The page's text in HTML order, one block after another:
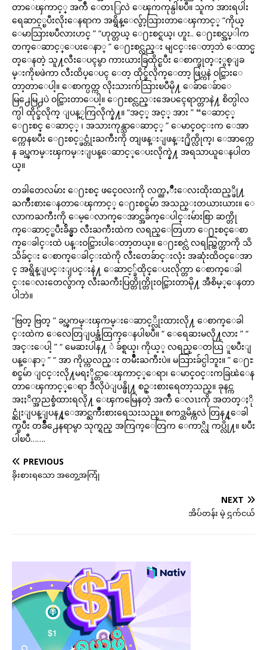
တာေၾကာင့္ အက်ီ ေတၤြလဲ ေၾကကုန္ပါၿပီ။ သူက အားရပါး
ရေဆာင့္ၿပီးလိုးေနရာက အရွိန္ေလွ်ာ့သြားတာေၾကာင့္ “ကိုယ္
ေမာသြားၿပီလားဟင္ ” “ဟုတ္တယ္ ေ႐ႊစင္ရယ္၊ ဟူး.. ေ႐ႊစင္အပ္ါက
တက္ေဆာင့္ေပးေနာ္ ” ေ႐ႊစင္လည္း မျငင္းေတာ့ဘဲ ေထာင္မ
တ္ေနတဲ့ သူ႔လီးေပၚမွာ ကားယားခြထိုင္ၿပီး ေစာက္ဖုတ္ႏွစ္ျခ
မ္းကိုၿဖဲကာ လီးထိပ္ေပၚ ေတ့ ထိုင္ခ်လိုက္ေတာ့ ဖြပ္ကနဲ ဝင္သြားေ
တာ့တာေပါ့။ ေစာက္ပတ္က လိုးသားက်သြားၿပီမို႔ ေခ်ာေခ်ာေ
မြ႕ေမြ႕ပဲ ဝင္သြားတာေပါ့။ ေ႐ႊစင္လည္းအေပၚေရာက္တာနဲ႔ စိတ္ပါလ
က္ပါ ထိုင္ခ်လိုက္ ျပန္ႂကြလိုက္နဲ႔။ “အင့္ အင့္ အား ” “ေဆာင့္
ေ႐ႊစင္ ေဆာင့္ ၊ အသားကုန္သာေဆာင့္ ” ေမာင္ဝင္းက ေအာ
က္ကေနၿပီး ေ႐ႊစင့္ဖင္တုံးႀကီးကို တျဖန္းျဖန္း႐ိုက္လိုက္၊ ေအာက္ကေ
န ခပ္ၾကမ္းၾကမ္းျပန္ေဆာင့္ေပးလိုက္နဲ႔ အရသာယူေနပါတ
ယ္။
တခါတေလမ်ား ေ႐ႊစင္ ဖင္ဝေလးကို လက္ညႇိဳးေလးထိုးထည့္ဖို႔
ႀကိဳးစားေနတာေၾကာင့္ ေ႐ႊစင္ခမ်ာ အသည္းတယားယား။ ေ
လာကႀကီးကို ေမ့ေလာက္ေအာင္အခ်က္ေပါင္းမ်ားစြာ ဆက္တို
က္ေဆာင့္ၿပီးခ်ိန္မွာ လီးႀကီးထဲက လရည္ေတြဟာ ေ႐ႊစင္ေစာ
က္ေခါင္းထဲ ပန္းဝင္သြားပါေတာ့တယ္။ ေ႐ႊစင္လဲ လရည္ထြက္တာကို သိ
သိခ်င္း ေစာက္ေခါင္းထဲကို လီးတေခ်ာင္းလုံး အဆုံးထိဝင္ေအာ
င္ အရွိန္ျပင္းျပင္းနဲ႔ ေဆာင့္ခ်ထိုင္ေပးလိုက္တာ ေစာက္ေခါ
င္းေလးတေလွ်ာက္ လီးႀကီးပြတ္တိုက္တိုးဝင္သြားတာမို႔ အီစိမ့္ေနတာ
ပါဘဲ။
“ဗြတ္ ဗြတ္ ” ခပ္ၾကမ္းၾကမ္းေဆာင့္လိုးထားလို႔ ေစာက္ေခါ
င္းထဲက ေလေတြျပန္အံထြက္ေနပါၿပီ။ “ ေရေဆးမလို႔လား ” “
အင္းေပါ့ ” “ မေဆးပါန႔ ဲ ခ်စ္ရယ္၊ ကိုယ့္ လရည္ေတယြ ူၿပီးျ
ပန္ေနာ္ ” “ အာ ကိုယ္ကလည္း တမ်ိဳးႀကီးပဲ။ မသြားခ်င္ပါဘူး။ ” ေ႐ႊ
စင္ခမ်ာ ျငင္းလို႔မရႏိုင္တာေၾကာင့္ေရာ၊ ေမာင္ဝင္းကခြၽဲေန
တာေၾကာင့္ေရာ ဒီလိုပဲျပန္ဖို႔ စဥ္းစားရေတာ့သည္။ ခုနင္က
အႏႈိက္အညစ္ခံထားရလို႔ ေၾကမြေနတဲ့ အက်ီ ေလၤးကို အတတ္ႏို
င္ဆုံးျပန္ျပန႔္ေအာင္ႀကိဳးစားရေသးသည္။ စကဒ္ထမိန္ကလဲ တြန႔္ေခါ
က္ၿပီး တခ်ိဳ႕ေနရာမွာ သုက္ရည္ အကြက္ေတြက ေကာ္လို ကပ္လို႔။ ၿပီး
ပါၿပီ…….
PREVIOUS
ခိုးစားရသော အတွေ့အကြုံ
NEXT
အိပ်တန်း မဲ့ ဌက်ငယ်